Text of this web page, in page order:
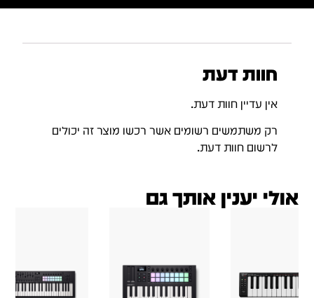
חוות דעת
אין עדיין חוות דעת.
רק משתמשים רשומים אשר רכשו מוצר זה יכולים
לרשום חוות דעת.
אולי יענין אותך גם